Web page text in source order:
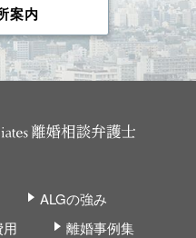
案内
ALGの強み
離婚事例集